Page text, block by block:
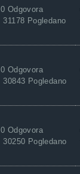
0 Odgovora
31178 Pogledano
0 Odgovora
30843 Pogledano
0 Odgovora
30250 Pogledano